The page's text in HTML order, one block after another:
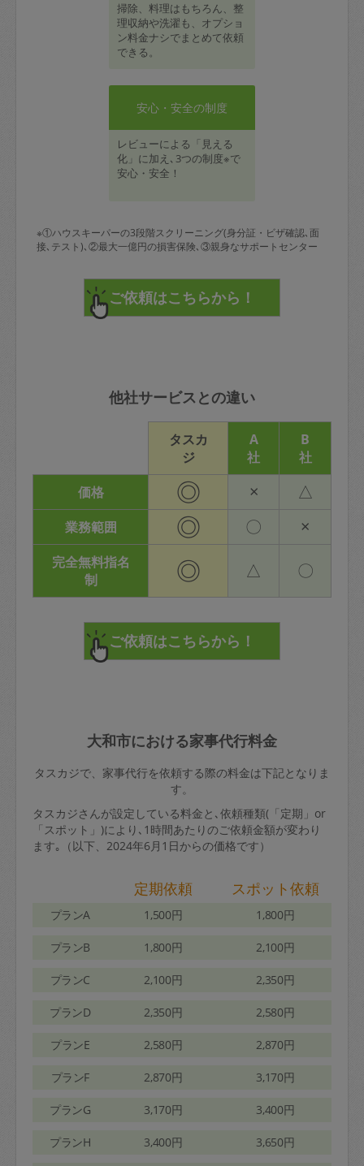
掃除、料理はもちろん、整
理収納や洗濯も、オプショ
ン料金ナシでまとめて依頼
できる。
安心・安全の制度
レビューによる「見える
化」に加え､3つの制度※で
安心・安全！
※①ハウスキーパーの3段階スクリーニング(身分証・ビザ確認､面
接､テスト)､②最大一億円の損害保険､③親身なサポートセンター
他社サービスとの違い
タスカ
ジ
A
社
B
社
価格
◎ × △
業務範囲 ◎ 〇 ×
完全無料指名
制
◎ △ 〇
大和市における家事代行料金
タスカジで、家事代行を依頼する際の料金は下記となりま
す。
タスカジさんが設定している料金と､依頼種類(「定期」or
「スポット」)により､1時間あたりのご依頼金額が変わり
ます｡（以下、2024年6月1日からの価格です）
定期依頼 スポット依頼
プランA 1,500円 1,800円
プランB 1,800円 2,100円
プランC 2,100円 2,350円
プランD 2,350円 2,580円
プランE 2,580円 2,870円
プランF 2,870円 3,170円
プランG 3,170円 3,400円
プランH 3,400円 3,650円